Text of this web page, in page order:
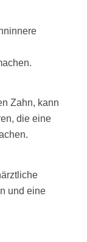
Zahn, kann
die eine
und eine